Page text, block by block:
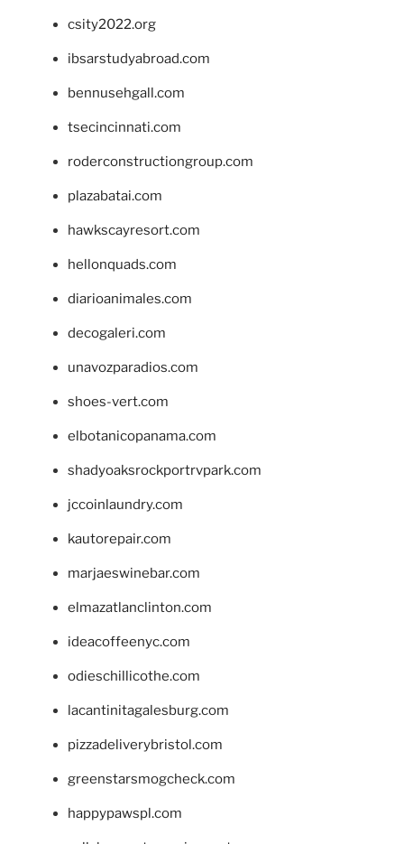
csity2022.org
ibsarstudyabroad.com
bennusehgall.com
tsecincinnati.com
roderconstructiongroup.com
plazabatai.com
hawkscayresort.com
hellonquads.com
diarioanimales.com
decogaleri.com
unavozparadios.com
shoes-vert.com
elbotanicopanama.com
shadyoaksrockportrvpark.com
jccoinlaundry.com
kautorepair.com
marjaeswinebar.com
elmazatlanclinton.com
ideacoffeenyc.com
odieschillicothe.com
lacantinitagalesburg.com
pizzadeliverybristol.com
greenstarsmogcheck.com
happypawspl.com